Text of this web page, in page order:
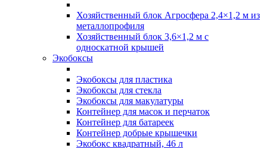
Хозяйственный блок Агросфера 2,4×1,2 м из
металлопрофиля
Хозяйственный блок 3,6×1,2 м с
односкатной крышей
Экобоксы
Экобоксы для пластика
Экобоксы для стекла
Экобоксы для макулатуры
Контейнер для масок и перчаток
Контейнер для батареек
Контейнер добрые крышечки
Экобокс квадратный, 46 л